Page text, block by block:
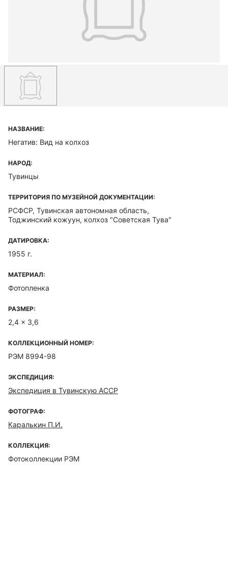
НАЗВАНИЕ:
Негатив: Вид на колхоз
НАРОД:
Тувинцы
ТЕРРИТОРИЯ ПО МУЗЕЙНОЙ ДОКУМЕНТАЦИИ:
РСФСР, Тувинская автономная область,
Тоджинский кожуун, колхоз "Советская Тува"
ДАТИРОВКА:
1955 г.
МАТЕРИАЛ:
Фотопленка
РАЗМЕР:
2,4 x 3,6
КОЛЛЕКЦИОННЫЙ НОМЕР:
РЭМ 8994-98
ЭКСПЕДИЦИЯ:
Экспедиция в Тувинскую АССР
ФОТОГРАФ:
Каралькин П.И.
КОЛЛЕКЦИЯ:
Фотоколлекции РЭМ